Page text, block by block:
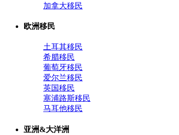
加拿大移民
欧洲移民
土耳其移民
希腊移民
葡萄牙移民
爱尔兰移民
英国移民
塞浦路斯移民
马耳他移民
亚洲&大洋洲